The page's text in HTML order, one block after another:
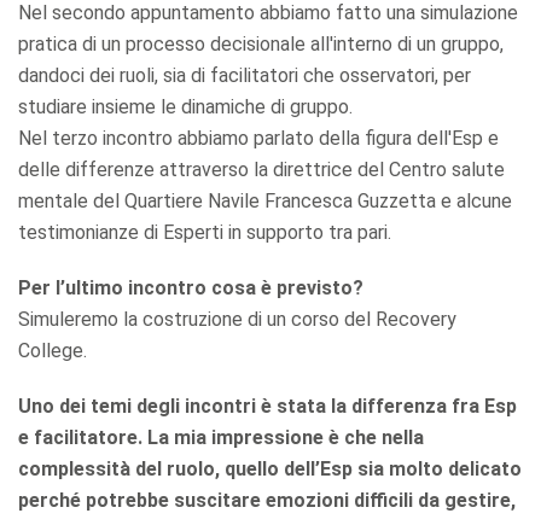
Nel secondo appuntamento abbiamo fatto una simulazione
pratica di un processo decisionale all'interno di un gruppo,
dandoci dei ruoli, sia di facilitatori che osservatori, per
studiare insieme le dinamiche di gruppo.
Nel terzo incontro abbiamo parlato della figura dell'Esp e
delle differenze attraverso la direttrice del Centro salute
mentale del Quartiere Navile Francesca Guzzetta e alcune
testimonianze di Esperti in supporto tra pari.
Per l’ultimo incontro cosa è previsto?
Simuleremo la costruzione di un corso del Recovery
College.
Uno dei temi degli incontri è stata la differenza fra Esp
e facilitatore. La mia impressione è che nella
complessità del ruolo, quello dell’Esp sia molto delicato
perché potrebbe suscitare emozioni difficili da gestire,